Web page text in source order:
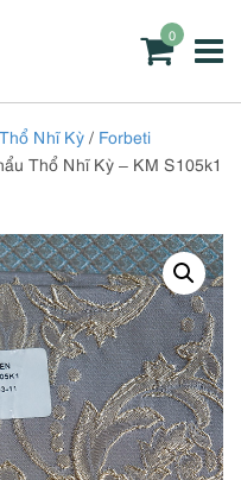
0
Nhĩ Kỳ / Forbeti
Thổ Nhĩ Kỳ – KM S105k1